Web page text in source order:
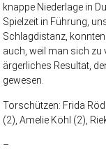
knappe Niederlage in
Spielzeit in Führung,
Schlagdistanz,
auch, weil man sich zu
ärgerliches Resultat,
gewesen.
Torschützen: Frida
(2), Amelie Köhl (2),
–